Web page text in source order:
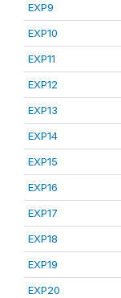
EXP9
EXP10
EXP11
EXP12
EXP13
EXP14
EXP15
EXP16
EXP17
EXP18
EXP19
EXP20